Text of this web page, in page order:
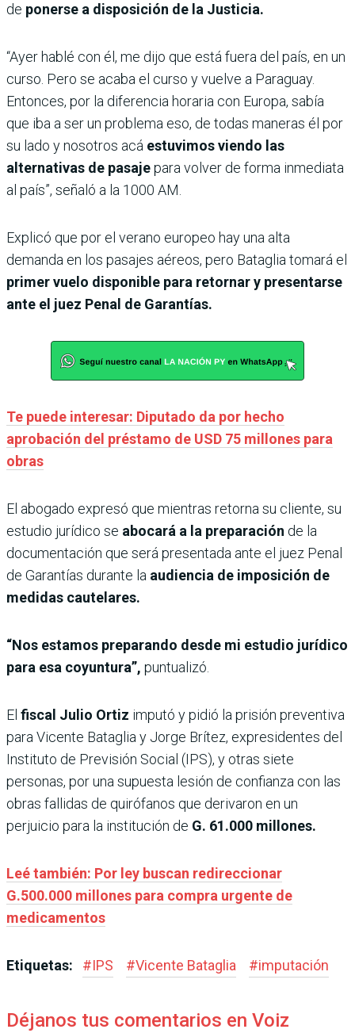
de ponerse a disposición de la Justicia.
“Ayer hablé con él, me dijo que está fuera del país, en un
curso. Pero se acaba el curso y vuelve a Paraguay.
Entonces, por la diferencia horaria con Europa, sabía
que iba a ser un problema eso, de todas maneras él por
su lado y nosotros acá estuvimos viendo las
alternativas de pasajepara volver de forma inmediata
al país”, señaló a la 1000 AM.
Explicó que por el verano europeo hay una alta
demanda en los pasajes aéreos, pero Bataglia tomará el
primer vuelo disponible para retornar y presentarse
ante el juez Penal de Garantías.
Te puede interesar: Diputado da por hecho
aprobación del préstamo de USD 75 millones para
obras
El abogado expresó que mientras retorna su cliente, su
estudio jurídico se abocará a la preparación de la
documentación que será presentada ante el juez Penal
de Garantías durante la audiencia de imposición de
medidas cautelares.
“Nos estamos preparando desde mi estudio jurídico
para esa coyuntura”, puntualizó.
El fiscal Julio Ortiz imputó y pidió la prisión preventiva
para Vicente Bataglia y Jorge Brítez, expresidentes del
Instituto de Previsión Social (IPS), y otras siete
personas, por una supuesta lesión de confianza con las
obras fallidas de quirófanos que derivaron en un
perjuicio para la institución de G. 61.000 millones.
Leé también: Por ley buscan redireccionar
G.500.000 millones para compra urgente de
medicamentos
Etiquetas: #IPS #Vicente Bataglia #imputación
Déjanos tus comentarios en Voiz